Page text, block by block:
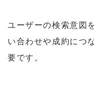
ユーザーの検索意図
い合わせや成約につ
要です。